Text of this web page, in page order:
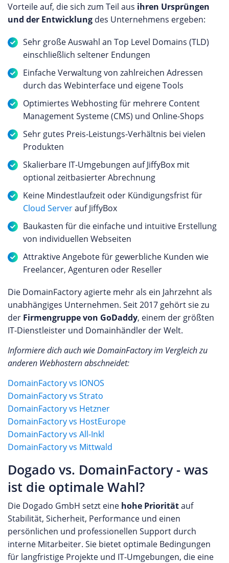
Vorteile auf, die sich zum Teil aus ihren Ursprüngen
und der Entwicklung des Unternehmens ergeben:
Sehr große Auswahl an Top Level Domains (TLD)
einschließlich seltener Endungen
Einfache Verwaltung von zahlreichen Adressen
durch das Webinterface und eigene Tools
Optimiertes Webhosting für mehrere Content
Management Systeme (CMS) und Online-Shops
Sehr gutes Preis-Leistungs-Verhältnis bei vielen
Produkten
Skalierbare IT-Umgebungen auf JiffyBox mit
optional zeitbasierter Abrechnung
Keine Mindestlaufzeit oder Kündigungsfrist für
Cloud Serverauf JiffyBox
Baukasten für die einfache und intuitive Erstellung
von individuellen Webseiten
Attraktive Angebote für gewerbliche Kunden wie
Freelancer, Agenturen oder Reseller
Die DomainFactory agierte mehr als ein Jahrzehnt als
unabhängiges Unternehmen. Seit 2017 gehört sie zu
der Firmengruppe von GoDaddy, einem der größten
IT-Dienstleister und Domainhändler der Welt.
Informiere dich auch wie DomainFactory im Vergleich zu
anderen Webhostern abschneidet:
DomainFactory vs IONOS
DomainFactory vs Strato
DomainFactory vs Hetzner
DomainFactory vs HostEurope
DomainFactory vs All-Inkl
DomainFactory vs Mittwald
Dogado vs. DomainFactory - was
ist die optimale Wahl?
Die Dogado GmbH setzt eine hohe Prioritätauf
Stabilität, Sicherheit, Performance und einen
persönlichen und professionellen Support durch
interne Mitarbeiter. Sie bietet optimale Bedingungen
für langfristige Projekte und IT-Umgebungen, die eine